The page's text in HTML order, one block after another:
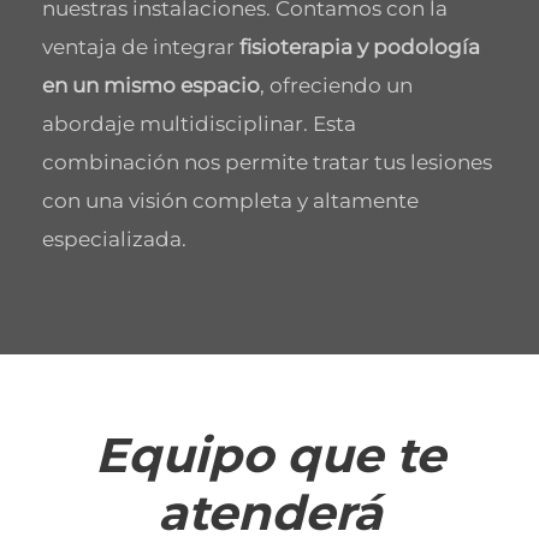
nuestras instalaciones. Contamos con la
ventaja de integrar fisioterapia y podología
en un mismo espacio, ofreciendo un
abordaje multidisciplinar. Esta
combinación nos permite tratar tus lesiones
con una visión completa y altamente
especializada.
Equipo que te
atenderá